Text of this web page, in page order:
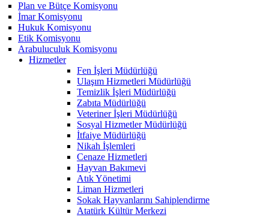
Plan ve Bütçe Komisyonu
İmar Komisyonu
Hukuk Komisyonu
Etik Komisyonu
Arabuluculuk Komisyonu
Hizmetler
Fen İşleri Müdürlüğü
Ulaşım Hizmetleri Müdürlüğü
Temizlik İşleri Müdürlüğü
Zabıta Müdürlüğü
Veteriner İşleri Müdürlüğü
Sosyal Hizmetler Müdürlüğü
İtfaiye Müdürlüğü
Nikah İşlemleri
Cenaze Hizmetleri
Hayvan Bakımevi
Atık Yönetimi
Liman Hizmetleri
Sokak Hayvanlarını Sahiplendirme
Atatürk Kültür Merkezi